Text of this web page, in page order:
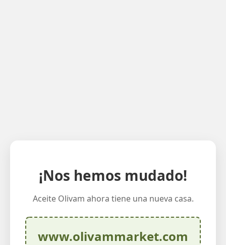
¡Nos hemos mudado!
Aceite Olivam ahora tiene una nueva casa.
www.olivammarket.com